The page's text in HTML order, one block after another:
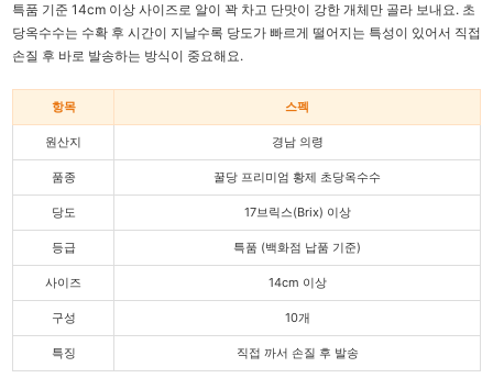
특품 기준 14cm 이상 사이즈로 알이 꽉 차고 단맛이 강한 개체만 골라 보내요. 초
당옥수수는 수확 후 시간이 지날수록 당도가 빠르게 떨어지는 특성이 있어서 직접
손질 후 바로 발송하는 방식이 중요해요.
항목 스펙
원산지 경남 의령
품종 꿀당 프리미엄 황제 초당옥수수
당도 17브릭스(Brix) 이상
등급 특품 (백화점 납품 기준)
사이즈 14cm 이상
구성 10개
특징 직접 까서 손질 후 발송